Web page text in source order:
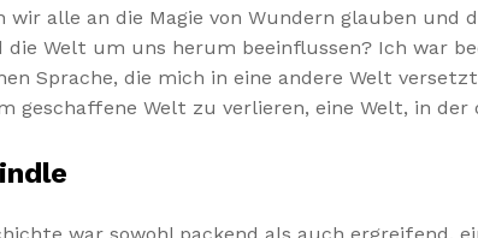
wir alle an die Magie von Wundern glauben
Welt um uns herum beeinflussen? Ich war
Sprache, die mich in eine andere Welt
geschaffene Welt zu verlieren, eine Welt, in
war sowohl packend als auch ergreifend,